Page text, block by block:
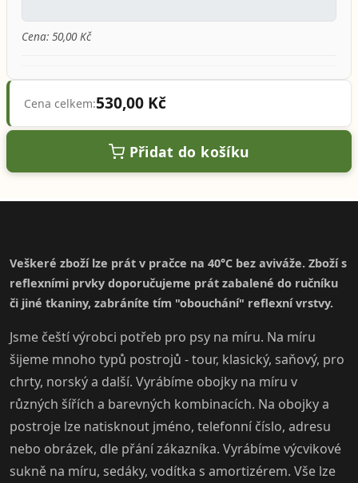
Cena: 50,00 Kč
Cena celkem:530,00 Kč
Přidat do košíku
Veškeré zboží lze prát v pračce na 40°C bez aviváže. Zboží s
reflexními prvky doporučujeme prát zabalené do ručníku
či jiné tkaniny, zabráníte tím "obouchání" reflexní vrstvy.
Jsme čeští výrobci potřeb pro psy na míru. Na míru
šijeme mnoho typů postrojů - tour, klasický, saňový, pro
chrty, norský a další. Vyrábíme obojky na míru v
různých šířích a barevných kombinacích. Na obojky a
postroje lze natisknout jméno, telefonní číslo, adresu
nebo obrázek, dle přání zákazníka. Vyrábíme výcvikové
sukně na míru, sedáky, vodítka s amortizérem. Vše lze